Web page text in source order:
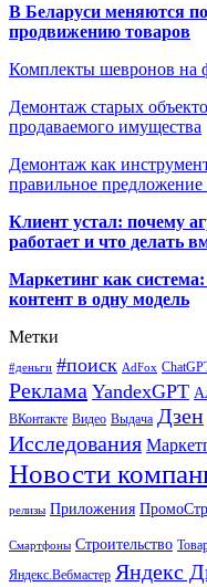
В Беларуси меняются
продвижению товаров
Комплекты шевронов на
Демонтаж старых
продаваемого имущества
Демонтаж как
правильное предложение
Клиент устал: почему
работает и что делать
Маркетинг как
контент в одну модель
Метки
#деньги #поиск AdFox
Реклама YandexGPT
ВКонтакте Видео Выдача Дзен
Исследования
Новости
релизы Приложения
Смартфоны Строительство
Яндекс.Вебмастер Яндекс